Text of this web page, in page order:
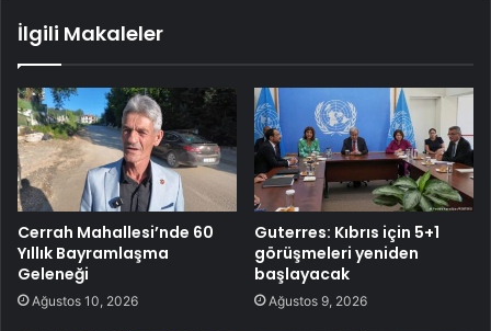
İlgili Makaleler
Cerrah Mahallesi’nde 60
Yıllık Bayramlaşma
Geleneği
Ağustos 10, 2026
Guterres: Kıbrıs için 5+1
görüşmeleri yeniden
başlayacak
Ağustos 9, 2026